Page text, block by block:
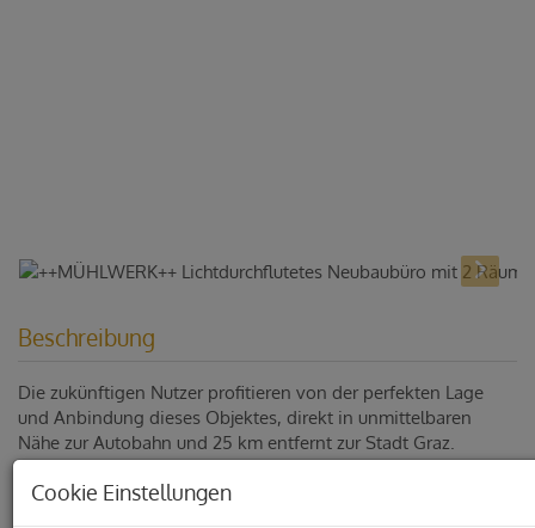
Beschreibung
Die zukünftigen Nutzer profitieren von der perfekten Lage
und Anbindung dieses Objektes, direkt in unmittelbaren
Nähe zur Autobahn und 25 km entfernt zur Stadt Graz.
Unser Center wartet mit modernen Büroräumlichkeiten über 4
Geschoße mit gesamt 1.037m² Büroflächen und Lagerflächen
Cookie Einstellungen